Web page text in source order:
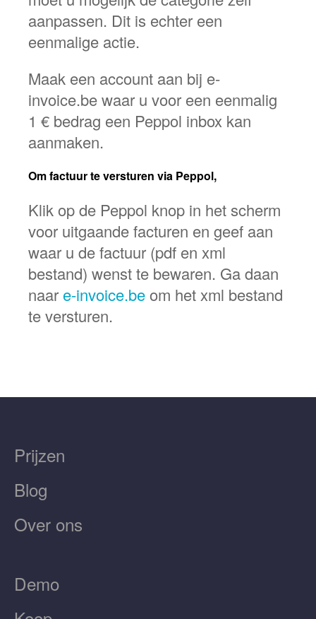
aanpassen. Dit is echter een
eenmalige actie.
Maak een account aan bij e-
invoice.be waar u voor een eenmalig
1 € bedrag een Peppol inbox kan
aanmaken.
Om factuur te versturen via Peppol,
Klik op de Peppol knop in het scherm
voor uitgaande facturen en geef aan
waar u de factuur (pdf en xml
bestand) wenst te bewaren. Ga daan
naar e-invoice.be om het xml bestand
te versturen.
Prijzen
Blog
Over ons
Demo